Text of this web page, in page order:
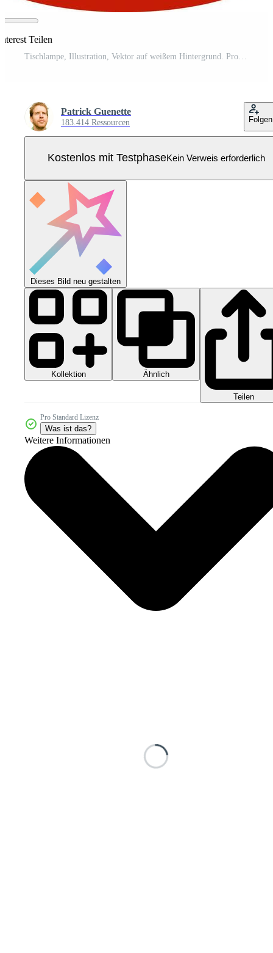
Teilen
Patrick Guenette
183.414 Ressourcen Folgen
Kostenlos mit TestphaseKein Verweis erforderlich
Dieses Bild neu gestalten
Kollektion Ähnlich
Teilen
Pro Standard Lizenz
Was ist das?
Weitere Informationen